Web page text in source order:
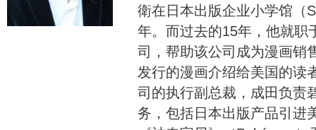
衛在日本出版企业小学馆（
年。而过去的15年，他就职
司，帮助该公司成为漫画销
发行的漫画介绍给美国的读
司的执行副总裁，成田负责
务，包括日本出版产品引进